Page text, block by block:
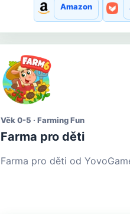
Amazon
Věk 0-5 · Farming Fun
Farma pro děti
Farma pro děti od